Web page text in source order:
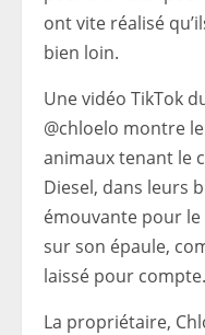
ont vite réalisé
bien loin.
Une vidéo TikTok
@chloelo montre
animaux tenant le
Diesel, dans leurs
émouvante pour
sur son épaule,
laissé pour compte.
La propriétaire,